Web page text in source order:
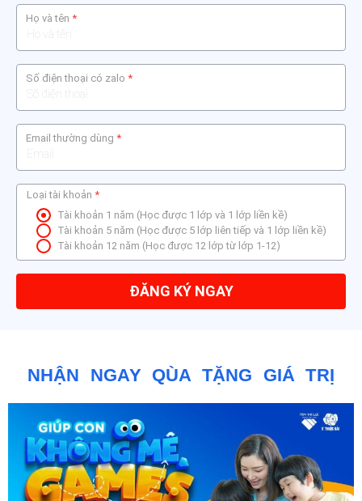
NHẬN NGAY QÙA TẶNG GIÁ TRỊ